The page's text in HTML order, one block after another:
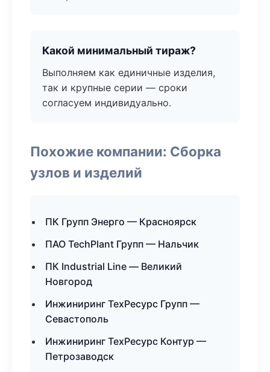
Какой минимальный тираж?
Выполняем как единичные изделия,
так и крупные серии — сроки
согласуем индивидуально.
Похожие компании: Сборка
узлов и изделий
ПК Групп Энерго — Красноярск
ПАО TechPlant Групп — Нальчик
ПК Industrial Line — Великий
Новгород
Инжиниринг ТехРесурс Групп —
Севастополь
Инжиниринг ТехРесурс Контур —
Петрозаводск